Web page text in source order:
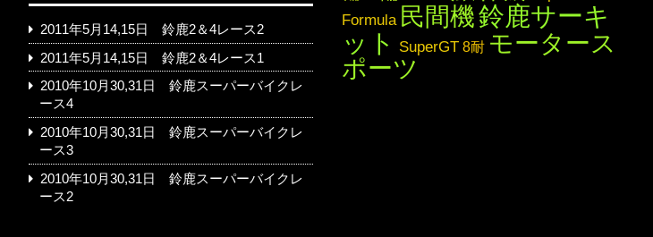
2011年5月14,15日 鈴鹿2＆4レース2
2011年5月14,15日 鈴鹿2＆4レース1
2010年10月30,31日 鈴鹿スーパーバイクレ
ース4
2010年10月30,31日 鈴鹿スーパーバイクレ
ース3
2010年10月30,31日 鈴鹿スーパーバイクレ
ース2
Formula 民間機鈴鹿サーキ
ット
SuperGT 8耐 モータース
ポーツ